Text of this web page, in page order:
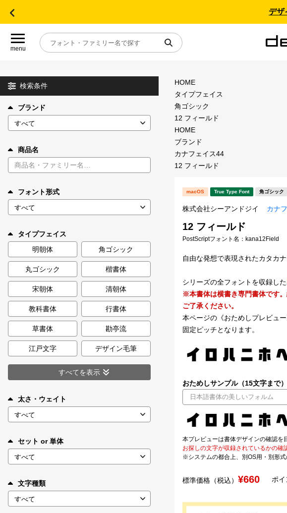
デザ
menu
目的別フォントガイド
特集
年間ライセンス商品
キャンペーン一覧
カート 0
マイページ
お気に入り
ご利用ガイド
お問い合わせ
検索条件
ブランド
商品名
フォント形式
タイプフェイス
明朝体
角ゴシック
丸ゴシック 楷書体
宋朝体 清朝体
教科書体 行書体
草書体 勘亭流
江戸文字 デザイン毛筆
すべてを表示
太さ・ウェイト
セット or 単体
文字種類
HOME
タイプフェイス
角ゴシック
12 フィールド
HOME
ブランド
カナフェイス44
12 フィールド
macOS True Type Font 角ゴシック
株式会社シーアンドジイ カナ
12 フィールド
PostScriptフォント名： kana12Field
自由な発想で表現されたカタカ
シリーズの全フォントを収録した
※本書体は横書き専門書体です
ご了承ください。
本ページの《おためしプレビュ
固定ピッチとなります。
おためしサンプル（15文字まで）
本プレビューは書体デザインの確認を
お探しの文字が収録されているかの確
※システムの都合上、別OS用・別形式
標準価格（税込） ¥660 ポイ